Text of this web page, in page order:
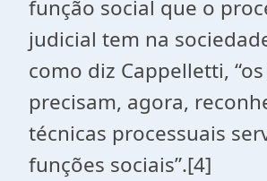
função social que o
judicial tem na
como diz Cappelletti,
precisam, agora,
técnicas processuais
funções sociais”.[4]